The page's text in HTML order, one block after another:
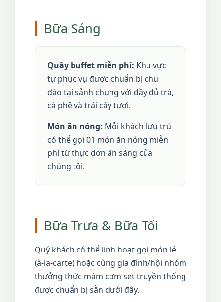
Bữa Sáng
Quầy buffet miễn phí: Khu vực
tự phục vụ được chuẩn bị chu
đáo tại sảnh chung với đầy đủ trà,
cà phê và trái cây tươi.
Món ăn nóng: Mỗi khách lưu trú
có thể gọi 01 món ăn nóng miễn
phí từ thực đơn ăn sáng của
chúng tôi.
Bữa Trưa & Bữa Tối
Quý khách có thể linh hoạt gọi món lẻ
(à-la-carte) hoặc cùng gia đình/hội nhóm
thưởng thức mâm cơm set truyền thống
được chuẩn bị sẵn dưới đây.